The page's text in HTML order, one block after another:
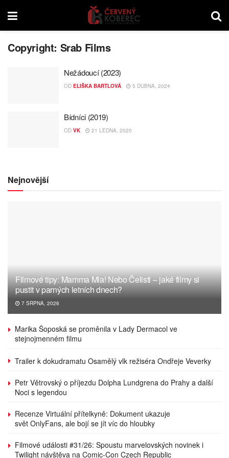
Copyright: Srab Films
Nežádoucí (2023)
OD ELIŠKA BARTLOVÁ 5 DUBNA, 2024
Bídníci (2019)
OD VK 21 LEDNA, 2020
Nejnovější
Filmové tipy: Mamma Mia! Nebo Čelisti – jaké filmy si
pustit v parných letních dnech?
7 SRPNA, 2026
Marika Šoposká se proměnila v Lady Dermacol ve
stejnojmenném filmu
Trailer k dokudramatu Osamělý vlk režiséra Ondřeje Veverky
Petr Větrovský o příjezdu Dolpha Lundgrena do Prahy a další
Noci s legendou
Recenze Virtuální přítelkyně: Dokument ukazuje
svět OnlyFans, ale bojí se jít víc do hloubky
Filmové události #31/26: Spoustu marvelovských novinek i
Twilight návštěva na Comic-Con Czech Republic